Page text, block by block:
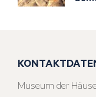
Museum der